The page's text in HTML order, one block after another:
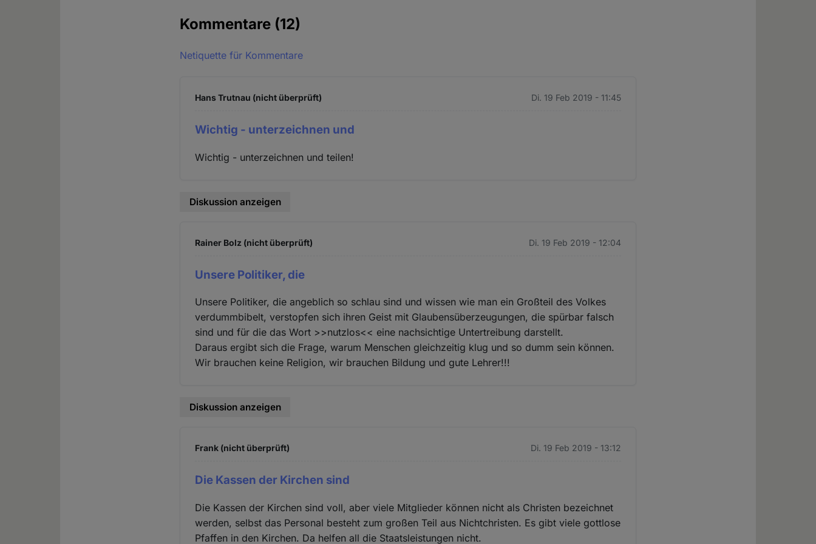
Kommentare (12)
Netiquette für Kommentare
Hans Trutnau (nicht überprüft) Di. 19 Feb 2019 - 11:45
Wichtig - unterzeichnen und
Wichtig - unterzeichnen und teilen!
Diskussion anzeigen
Rainer Bolz (nicht überprüft) Di. 19 Feb 2019 - 12:04
Unsere Politiker, die
Unsere Politiker, die angeblich so schlau sind und wissen wie man ein Großteil des Volkes
verdummbibelt, verstopfen sich ihren Geist mit Glaubensüberzeugungen, die spürbar falsch
sind und für die das Wort >>nutzlos<< eine nachsichtige Untertreibung darstellt.
Daraus ergibt sich die Frage, warum Menschen gleichzeitig klug und so dumm sein können.
Wir brauchen keine Religion, wir brauchen Bildung und gute Lehrer!!!
Diskussion anzeigen
Frank (nicht überprüft) Di. 19 Feb 2019 - 13:12
Die Kassen der Kirchen sind
Die Kassen der Kirchen sind voll, aber viele Mitglieder können nicht als Christen bezeichnet
werden, selbst das Personal besteht zum großen Teil aus Nichtchristen. Es gibt viele gottlose
Pfaffen in den Kirchen. Da helfen all die Staatsleistungen nicht.